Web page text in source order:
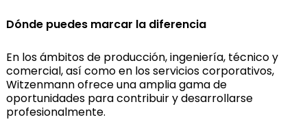
Dónde puedes marcar la diferencia
En los ámbitos de producción, ingeniería, técnico y
comercial, así como en los servicios corporativos,
Witzenmann ofrece una amplia gama de
oportunidades para contribuir y desarrollarse
profesionalmente.